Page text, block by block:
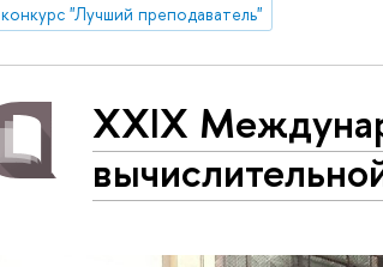
конкурс "Лучший преподаватель"
XXIX